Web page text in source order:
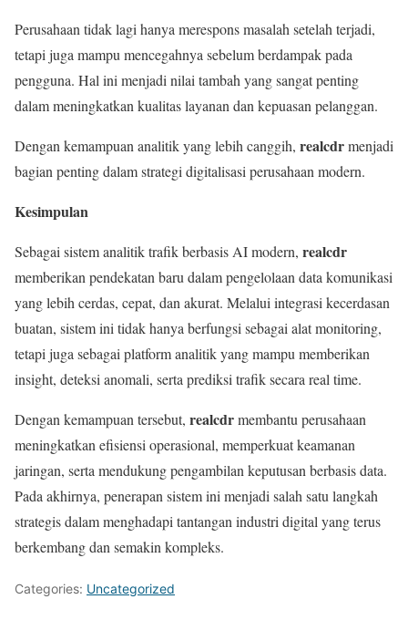
Perusahaan tidak lagi hanya merespons masalah setelah terjadi,
tetapi juga mampu mencegahnya sebelum berdampak pada
pengguna. Hal ini menjadi nilai tambah yang sangat penting
dalam meningkatkan kualitas layanan dan kepuasan pelanggan.
Dengan kemampuan analitik yang lebih canggih, realcdrmenjadi
bagian penting dalam strategi digitalisasi perusahaan modern.
Kesimpulan
Sebagai sistem analitik trafik berbasis AI modern, realcdr
memberikan pendekatan baru dalam pengelolaan data komunikasi
yang lebih cerdas, cepat, dan akurat. Melalui integrasi kecerdasan
buatan, sistem ini tidak hanya berfungsi sebagai alat monitoring,
tetapi juga sebagai platform analitik yang mampu memberikan
insight, deteksi anomali, serta prediksi trafik secara real time.
Dengan kemampuan tersebut, realcdrmembantu perusahaan
meningkatkan efisiensi operasional, memperkuat keamanan
jaringan, serta mendukung pengambilan keputusan berbasis data.
Pada akhirnya, penerapan sistem ini menjadi salah satu langkah
strategis dalam menghadapi tantangan industri digital yang terus
berkembang dan semakin kompleks.
Categories: Uncategorized